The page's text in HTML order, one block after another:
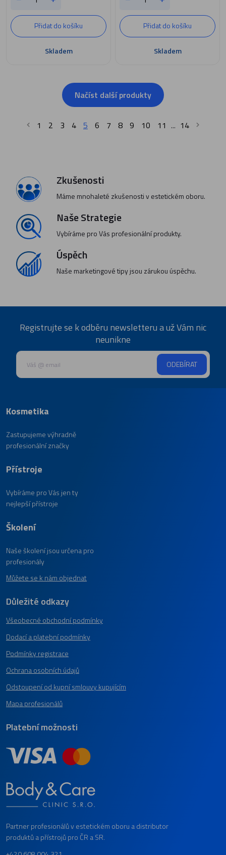
Přidat do košíku
Skladem
Přidat do košíku
Skladem
Načíst další produkty
1 2 3 4 5 6 7 8 9 10 11 ... 14
Zkušenosti
Máme mnohaleté zkušenosti v estetickém oboru.
Naše Strategie
Vybíráme pro Vás profesionální produkty.
Úspěch
Naše marketingové tipy jsou zárukou úspěchu.
Registrujte se k odběru newsletteru a už Vám nic
neunikne
ODEBÍRAT
Kosmetika
Zastupujeme výhradně
profesionální značky
Přístroje
Vybíráme pro Vás jen ty
nejlepší přístroje
Školení
Naše školení jsou určena pro
profesionály
Můžete se k nám objednat
Důležité odkazy
Všeobecné obchodní podmínky
Dodací a platební podmínky
Podmínky registrace
Ochrana osobních údajů
Odstoupení od kupní smlouvy kupujícím
Mapa profesionálů
Platební možnosti
Partner profesionálů v estetickém oboru a distributor
produktů a přístrojů pro ČR a SR.